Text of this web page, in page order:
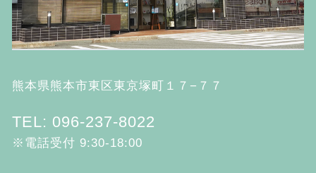
熊本県熊本市東区東京塚町１７−７７
TEL: 096-237-8022
※電話受付 9:30-18:00